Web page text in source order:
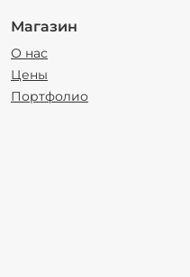
Магазин
О нас
Цены
Портфолио